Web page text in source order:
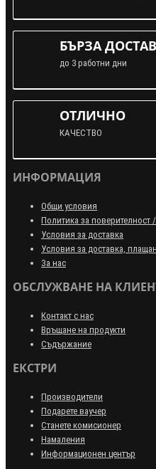
БЪРЗА
до 3 работни дни
ОТЛИЧНО
КАЧЕСТВО
ИНФОРМАЦИЯ
Общи условия
Политика за поверителност /
Условия за доставка
Условия за доставка,
За нас
ОБСЛУЖВАНЕ НА
Контакт с нас
Връщане на продукти
Съдържание
ЕКСТРИ
Производители
Подарете ваучер
Станете комисионер
Намаления
Информационен център